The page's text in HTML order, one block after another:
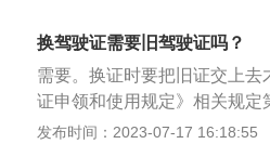
驶证的核发实现。这表明获取
关核发。
换驾驶证需要旧驾驶证吗？
需要。换证时要把旧证交上
证申领和使用规定》相关规定
向机动车驾驶证核发地或者核
发布时间：2023-07-17 16:18:55